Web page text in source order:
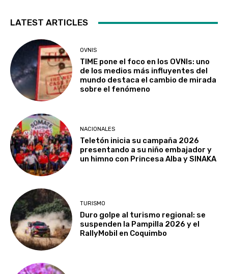
LATEST ARTICLES
OVNIS
TIME pone el foco en los OVNIs: uno
de los medios más influyentes del
mundo destaca el cambio de mirada
sobre el fenómeno
NACIONALES
Teletón inicia su campaña 2026
presentando a su niño embajador y
un himno con Princesa Alba y SINAKA
TURISMO
Duro golpe al turismo regional: se
suspenden la Pampilla 2026 y el
RallyMobil en Coquimbo